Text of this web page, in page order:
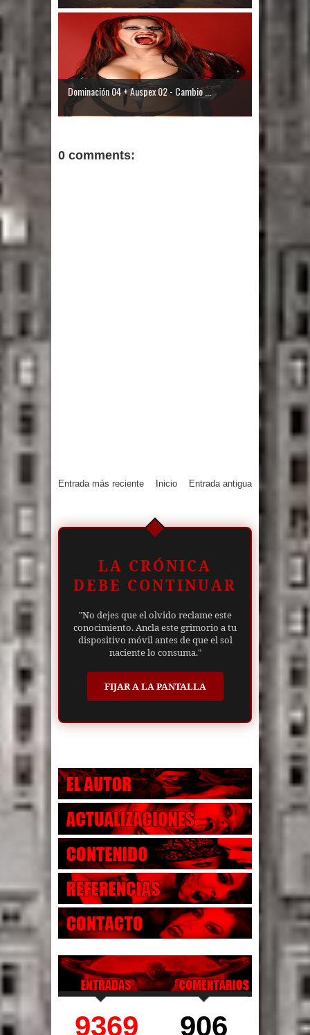
Dominación 04 + Auspex 02 - Cambio ...
0 comments:
Entrada más reciente Entrada antigua
Inicio
LA CRÓNICA
DEBE CONTINUAR
"No dejes que el olvido reclame este
conocimiento. Ancla este grimorio a tu
dispositivo móvil antes de que el sol
naciente lo consuma."
FIJAR A LA PANTALLA
9369 906